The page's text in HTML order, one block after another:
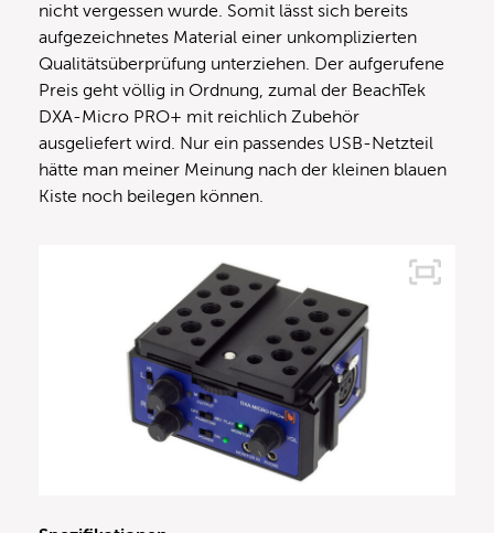
nicht vergessen wurde. Somit lässt sich bereits
aufgezeichnetes Material einer unkomplizierten
Qualitätsüberprüfung unterziehen. Der aufgerufene
Preis geht völlig in Ordnung, zumal der BeachTek
DXA-Micro PRO+ mit reichlich Zubehör
ausgeliefert wird. Nur ein passendes USB-Netzteil
hätte man meiner Meinung nach der kleinen blauen
Kiste noch beilegen können.